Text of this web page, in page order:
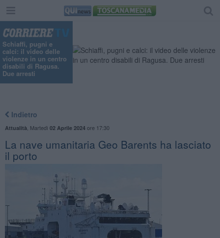
Schiaffi, pugni e
calci: il video delle
violenze in un centro
disabili di Ragusa.
Due arresti
Indietro
Attualità Martedì 02 Aprile 2024ore 17:30
La nave umanitaria Geo Barents ha lasciato
il porto